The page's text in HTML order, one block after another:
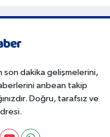
dakika gelişmelerini,
anbean takip
Doğru, tarafsız ve